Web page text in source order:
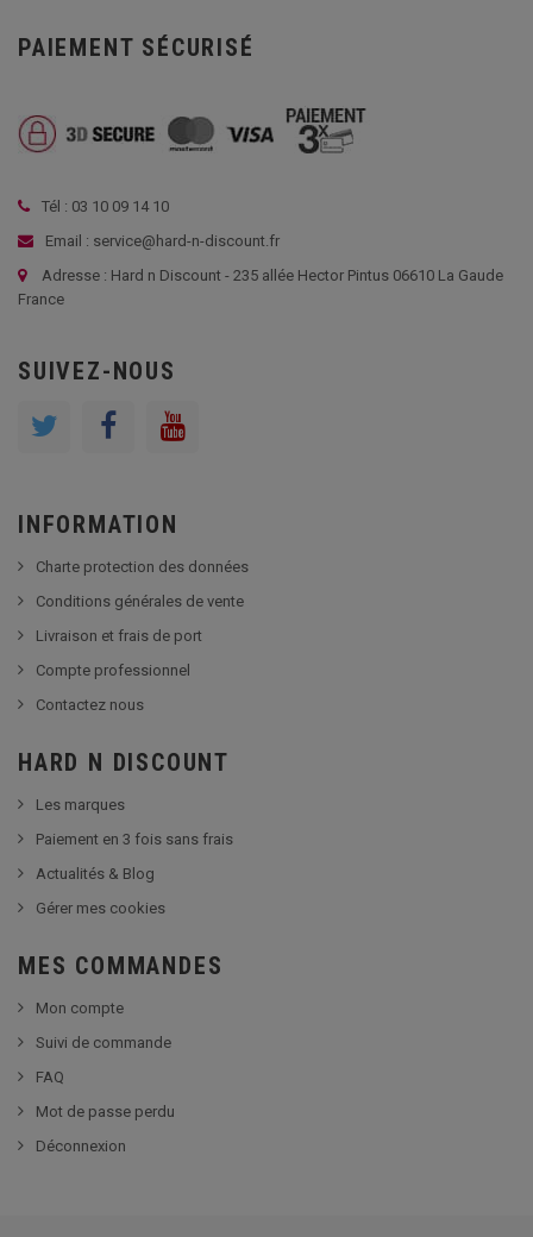
PAIEMENT SÉCURISÉ
Tél : 03 10 09 14 10
Email : service@hard-n-discount.fr
Adresse : Hard n Discount - 235 allée Hector Pintus 06610 La Gaude
France
SUIVEZ-NOUS
INFORMATION
Charte protection des données
Conditions générales de vente
Livraison et frais de port
Compte professionnel
Contactez nous
HARD N DISCOUNT
Les marques
Paiement en 3 fois sans frais
Actualités & Blog
Gérer mes cookies
MES COMMANDES
Mon compte
Suivi de commande
FAQ
Mot de passe perdu
Déconnexion